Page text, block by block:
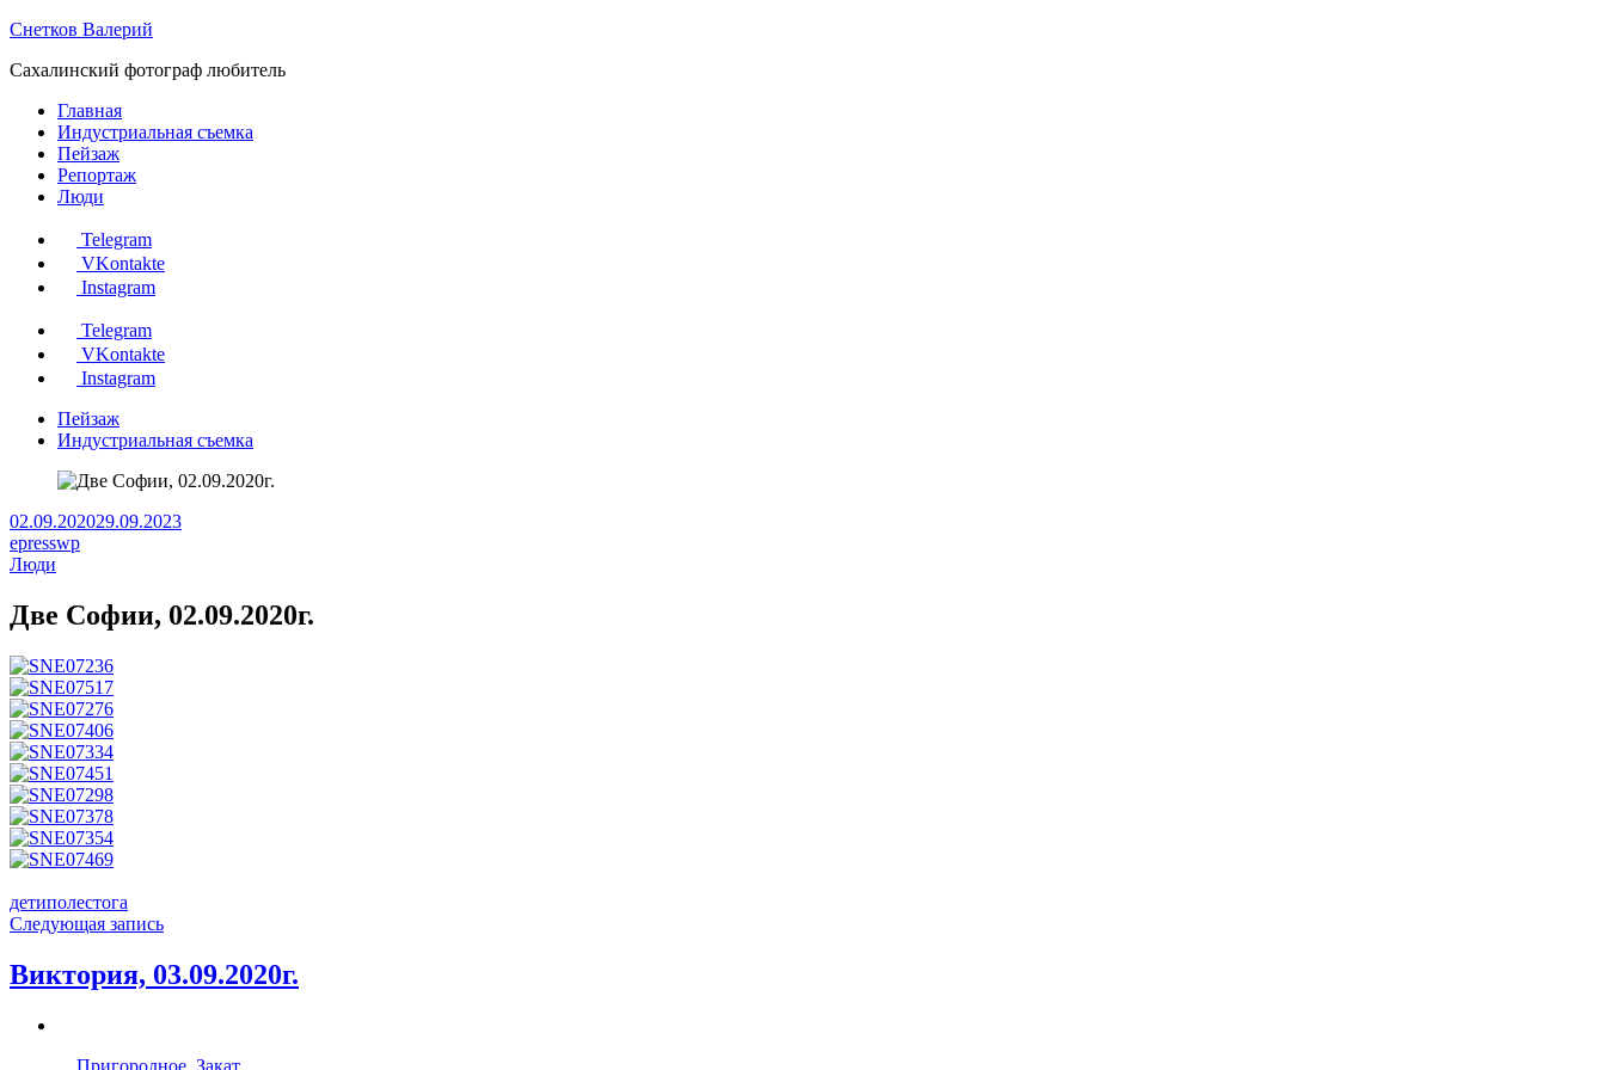
Перейти
содержанию
Снетков Валерий
Сахалинский фотограф любитель
Главная
Индустриальная съемка
Пейзаж
Репортаж
Люди
Telegram
VKontakte
Instagram
Telegram
VKontakte
Instagram
Пейзаж
Индустриальная съемка
02.09.202029.09.2023
epresswp
Люди
Две Софии, 02.09.2020г.
детиполестога
Навигация
по
записям
Следующая запись
Виктория, 03.09.2020г.
Следующая
Пригородное. Закат